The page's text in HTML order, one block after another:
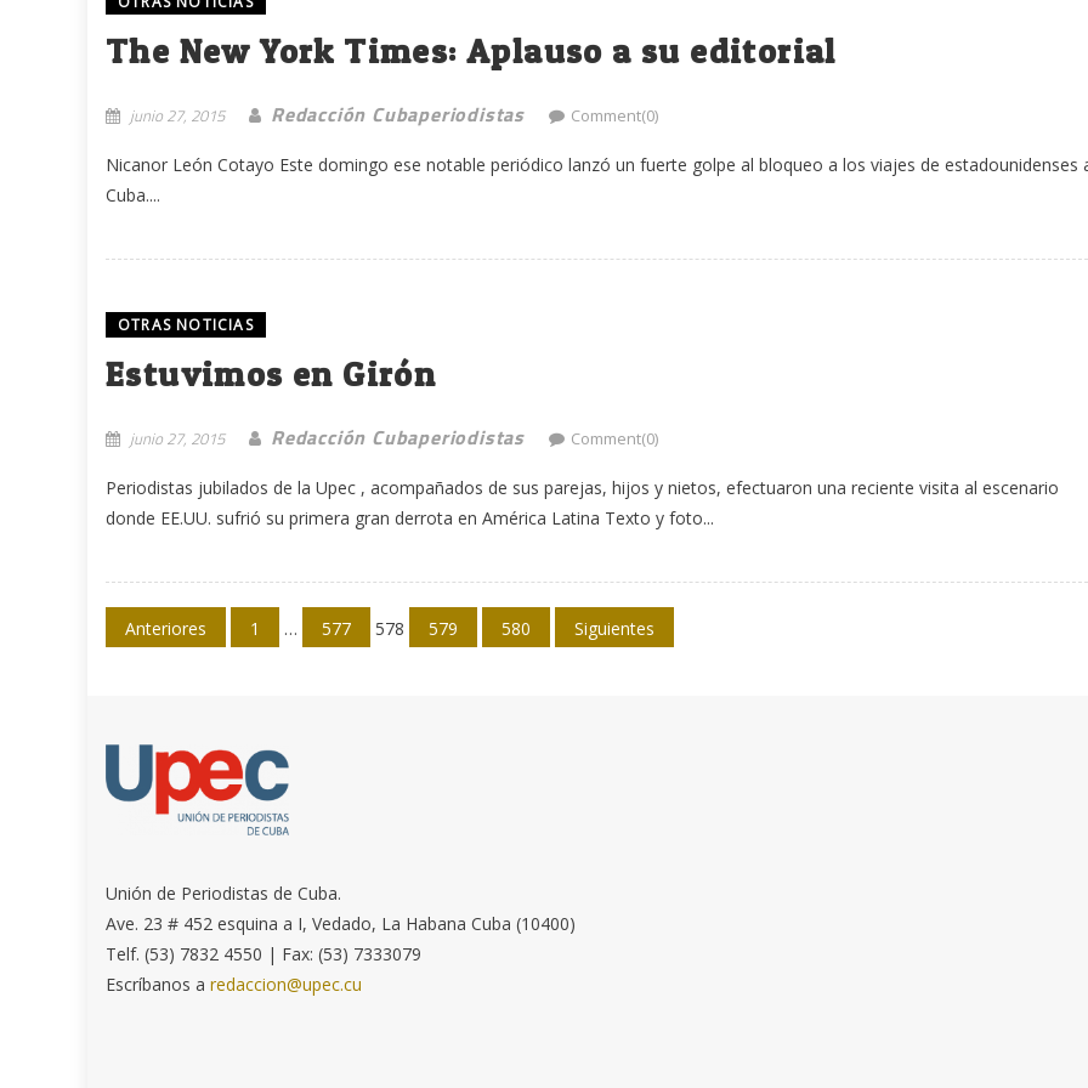
The New York Times: Aplauso a su editorial
junio 27, 2015 Redacción Cubaperiodistas Comment(0)
Nicanor León Cotayo Este domingo ese notable periódico lanzó un fuerte golpe al bloqueo a los viajes de estadounidenses
Cuba....
OTRAS NOTICIAS
Estuvimos en Girón
junio 27, 2015 Redacción Cubaperiodistas Comment(0)
Periodistas jubilados de la Upec , acompañados de sus parejas, hijos y nietos, efectuaron una reciente visita al escenario
donde EE.UU. sufrió su primera gran derrota en América Latina Texto y foto...
Navegación
Anteriores 1 … 577 578 579 580 Siguientes
Unión de Periodistas de Cuba.
Ave. 23 # 452 esquina a I, Vedado, La Habana Cuba (10400)
Telf. (53) 7832 4550 | Fax: (53) 7333079
Escríbanos aredaccion@upec.cu